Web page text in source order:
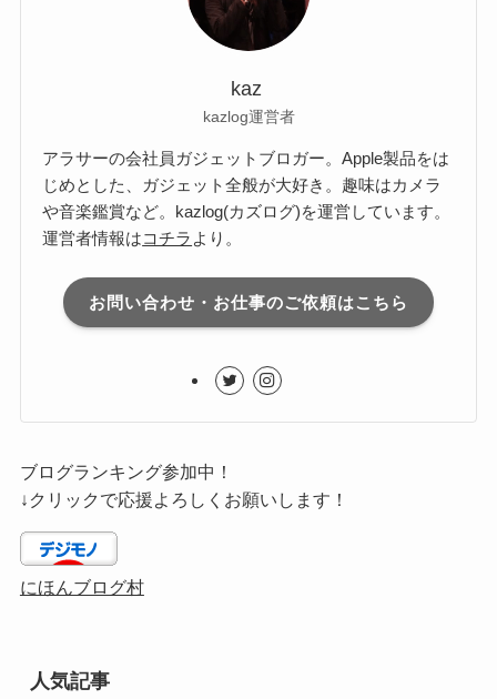
kaz
kazlog運営者
アラサーの会社員ガジェットブロガー。Apple製品をは
じめとした、ガジェット全般が大好き。趣味はカメラ
や音楽鑑賞など。kazlog(カズログ)を運営しています。
運営者情報はコチラ より。
お問い合わせ・お仕事のご依頼はこちら
ブログランキング参加中！
↓クリックで応援よろしくお願いします！
にほんブログ村
人気記事